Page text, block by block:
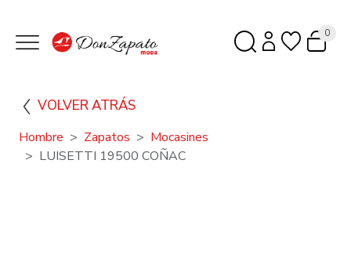
0
VOLVER ATRÁS
Hombre Zapatos
Mocasines
LUISETTI 19500 COÑAC